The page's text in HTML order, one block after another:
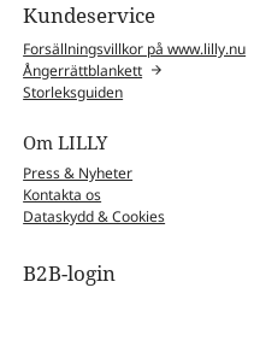
Kundeservice
Forsällningsvillkor på www.lilly.nu
Ångerrättblankett
Storleksguiden
Om LILLY
Press & Nyheter
Kontakta os
Dataskydd & Cookies
B2B-login